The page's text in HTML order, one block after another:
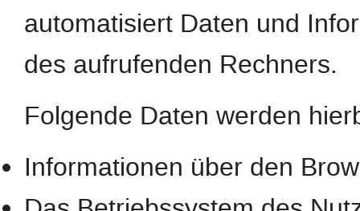
automatisiert Daten und
des aufrufenden Rechners.
Folgende Daten werden
Informationen über den